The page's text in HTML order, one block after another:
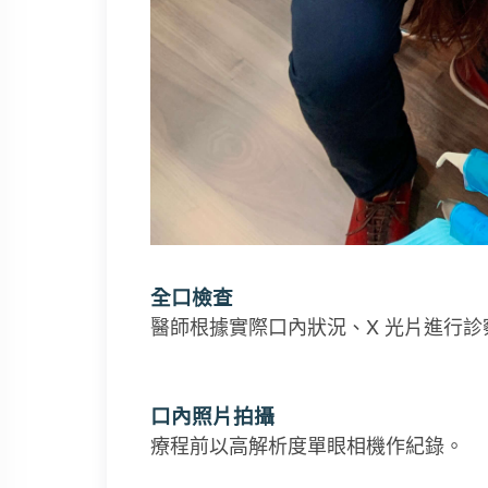
全口檢查
醫師根據實際口內狀況、X 光片進行診
口內照片拍攝
療程前以高解析度單眼相機作紀錄。